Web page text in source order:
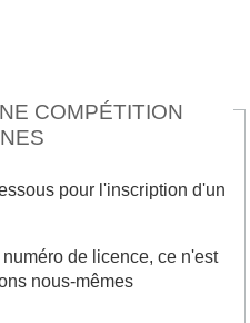
COMPÉTITION
pour l'inscription d'un
de licence, ce n'est
nous-mêmes